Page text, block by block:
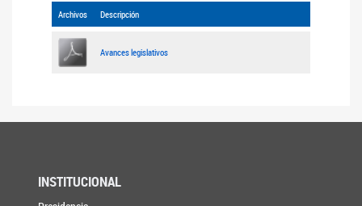
Archivos Descripción
Avances legislativos
INSTITUCIONAL